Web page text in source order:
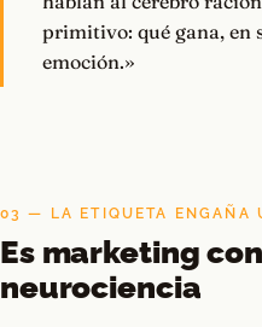
primitivo: qué gana, en
emoción.»
03 — LA ETIQUETA ENGAÑA
Es marketing
neurociencia